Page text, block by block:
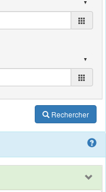
Rechercher